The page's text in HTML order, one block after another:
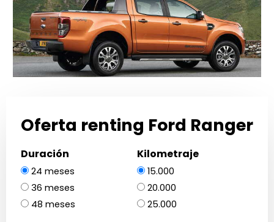
Oferta renting Ford Ranger
Duración
24 meses
36 meses
48 meses
Kilometraje
15.000
20.000
25.000